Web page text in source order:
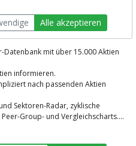
Plattform von
mit über 15.000 Aktien
informieren.
nach passenden Aktien
Sektoren-Radar, zyklische
Group- und Vergleichscharts....
Alle akzeptieren